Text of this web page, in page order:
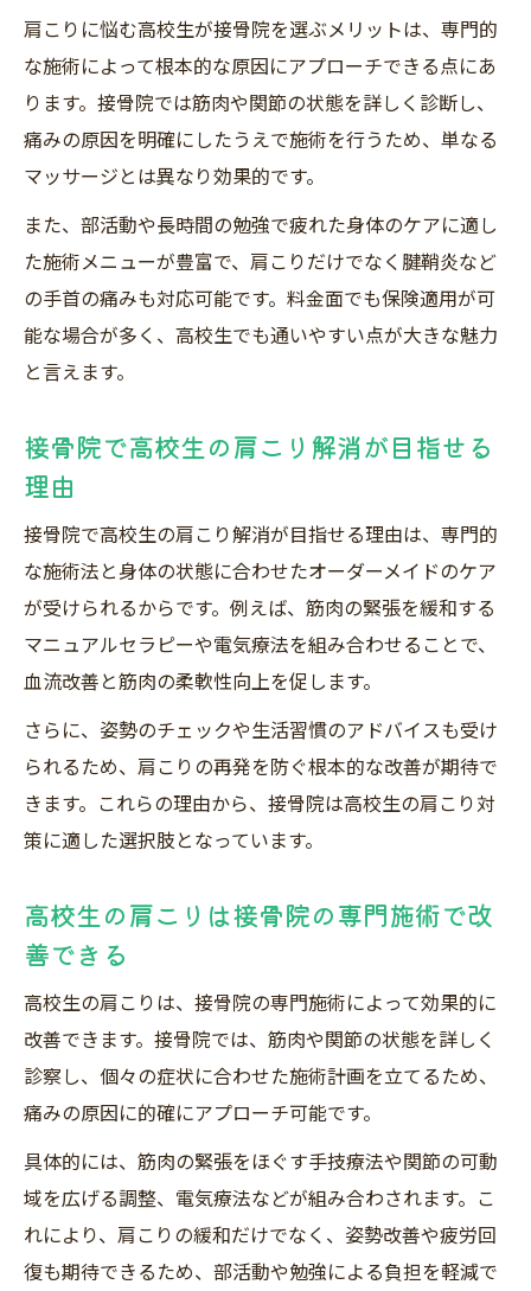
接骨院で高校生が服装や下着に悩まないた
めに
女性高校生が接骨院を安心して利用するコ
整体時のブラジャー着用で接骨院の不安を
減らす方法
接骨院で高校生女性が気を付けたい服装の
工夫
用法
と
接骨院の施術で腱鞘炎を改善する具体的な
流れ
高校生の腱鞘炎治療に接骨院を選ぶメリッ
ト
腱鞘炎が心配な高校生が接骨院で相談すべ
き点
接骨院の腱鞘炎ケアは高校生にも効果が期
待できる
高校生が接骨院を賢く利用する料金のポイ
ント
接骨院の料金や無料特典を高校生が活用す
る方法
高校生限定の接骨院割引や料金体系を徹底
解説
接骨院の料金に迷う高校生が知るべき情報
高校生が安心して通える接骨院の料金チェ
ック法
整体か整骨院か悩む高校生へ接骨院の強み紹介
肩こりに悩む高校生が接骨院を選ぶメリットは、専門的
な施術によって根本的な原因にアプローチできる点にあ
ります。接骨院では筋肉や関節の状態を詳しく診断し、
痛みの原因を明確にしたうえで施術を行うため、単なる
マッサージとは異なり効果的です。
また、部活動や長時間の勉強で疲れた身体のケアに適し
た施術メニューが豊富で、肩こりだけでなく腱鞘炎など
の手首の痛みも対応可能です。料金面でも保険適用が可
能な場合が多く、高校生でも通いやすい点が大きな魅力
と言えます。
接骨院で高校生の肩こり解消が目指せる
理由
接骨院で高校生の肩こり解消が目指せる理由は、専門的
な施術法と身体の状態に合わせたオーダーメイドのケア
が受けられるからです。例えば、筋肉の緊張を緩和する
マニュアルセラピーや電気療法を組み合わせることで、
血流改善と筋肉の柔軟性向上を促します。
さらに、姿勢のチェックや生活習慣のアドバイスも受け
られるため、肩こりの再発を防ぐ根本的な改善が期待で
きます。これらの理由から、接骨院は高校生の肩こり対
策に適した選択肢となっています。
高校生の肩こりは接骨院の専門施術で改
善できる
高校生の肩こりは、接骨院の専門施術によって効果的に
改善できます。接骨院では、筋肉や関節の状態を詳しく
診察し、個々の症状に合わせた施術計画を立てるため、
痛みの原因に的確にアプローチ可能です。
具体的には、筋肉の緊張をほぐす手技療法や関節の可動
域を広げる調整、電気療法などが組み合わされます。こ
れにより、肩こりの緩和だけでなく、姿勢改善や疲労回
復も期待できるため、部活動や勉強による負担を軽減で